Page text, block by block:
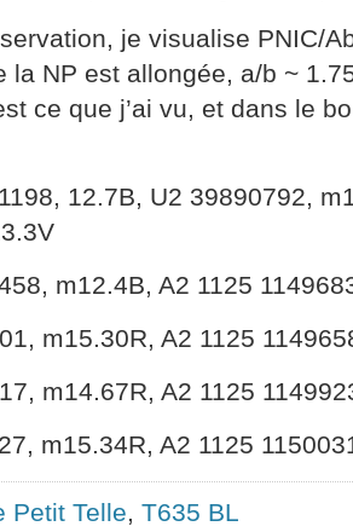
je visualise PNIC/
la NP est allongée, a/b ~
ce que j’ai vu, et dans le
12.7B, U2 39890792,
m12.4B, A2 1125
m15.30R, A2 1125
m14.67R, A2 1125
m15.34R, A2 1125
Petit Telle, T635 BL